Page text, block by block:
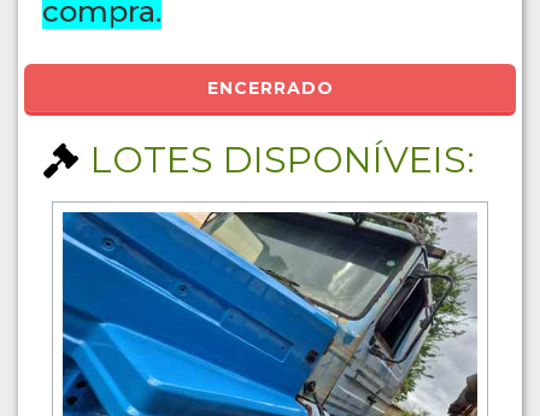
compra.
ENCERRADO
LOTES DISPONÍVEIS: